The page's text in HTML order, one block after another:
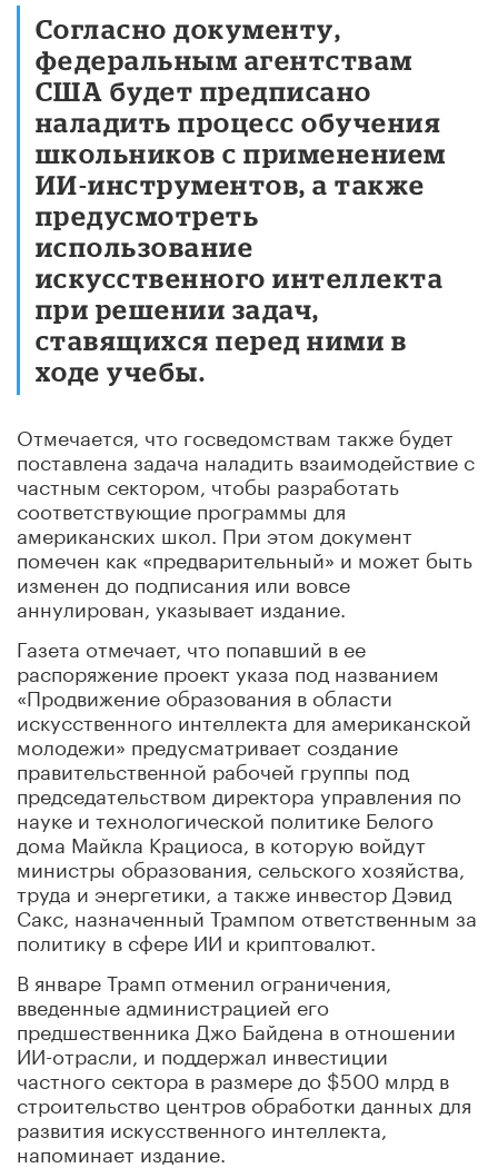
Согласно документу,
федеральным агентствам
США будет предписано
наладить процесс обучения
школьников с применением
ИИ-инструментов, а также
предусмотреть
использование
искусственного интеллекта
при решении задач,
ставящихся перед ними в
ходе учебы.
Отмечается, что госведомствам также будет
поставлена задача наладить взаимодействие с
частным сектором, чтобы разработать
соответствующие программы для
американских школ. При этом документ
помечен как «предварительный» и может быть
изменен до подписания или вовсе
аннулирован, указывает издание.
Газета отмечает, что попавший в ее
распоряжение проект указа под названием
«Продвижение образования в области
искусственного интеллекта для американской
молодежи» предусматривает создание
правительственной рабочей группы под
председательством директора управления по
науке и технологической политике Белого
дома Майкла Крациоса, в которую войдут
министры образования, сельского хозяйства,
труда и энергетики, а также инвестор Дэвид
Сакс, назначенный Трампом ответственным за
политику в сфере ИИ и криптовалют.
В январе Трамп отменил ограничения,
введенные администрацией его
предшественника Джо Байдена в отношении
ИИ-отрасли, и поддержал инвестиции
частного сектора в размере до $500 млрд в
строительство центров обработки данных для
развития искусственного интеллекта,
напоминает издание.